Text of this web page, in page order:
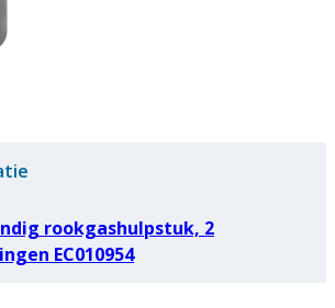
rookgashulpstuk, 2
EC010954